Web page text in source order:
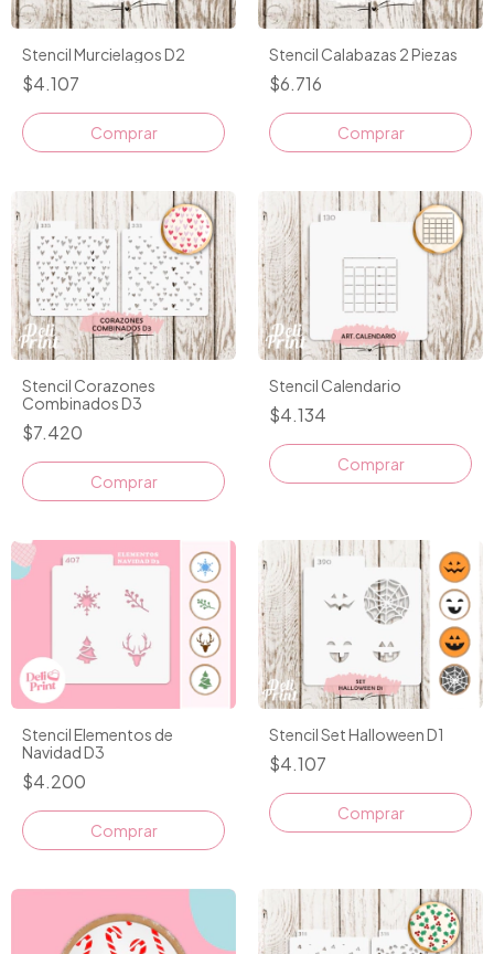
Stencil Murcielagos D2
$4.107
Stencil Calabazas 2 Piezas
$6.716
Stencil Corazones
Combinados D3
$7.420
Stencil Calendario
$4.134
Stencil Elementos de
Navidad D3
$4.200
Stencil Set Halloween D1
$4.107